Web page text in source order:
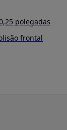
polegadas
frontal